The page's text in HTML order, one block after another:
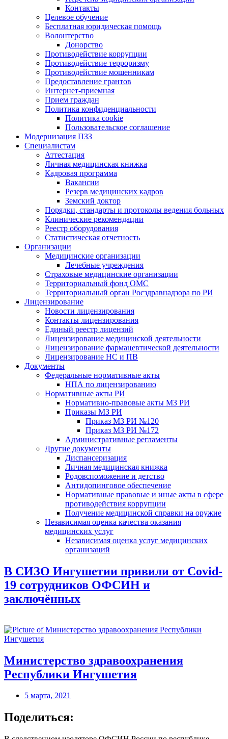
Контакты
Целевое обучение
Бесплатная юридическая помощь
Волонтерство
Донорство
Противодействие коррупции
Противодействие терроризму
Противодействие мошенникам
Предоставление грантов
Интернет-приемная
Прием граждан
Политика конфиденциальности
Политика cookie
Пользовательское соглашение
Модернизация ПЗЗ
Специалистам
Аттестация
Личная медицинская книжка
Кадровая программа
Вакансии
Резерв медицинских кадров
Земский доктор
Порядки, стандарты и протоколы ведения больных
Клинические рекомендации
Реестр оборудования
Статистическая отчетность
Организации
Медицинские организации
Лечебные учреждения
Страховые медицинские организации
Территориальный фонд ОМС
Территориальный орган Росздравнадзора по РИ
Лицензирование
Новости лицензирования
Контакты лицензирования
Единый реестр лицензий
Лицензирование медицинской деятельности
Лицензирование фармацевтической деятельности
Лицензирование НС и ПВ
Документы
Федеральные нормативные акты
НПА по лицензированию
Нормативные акты РИ
Нормативно-правовые акты МЗ РИ
Приказы МЗ РИ
Приказ МЗ РИ №120
Приказ МЗ РИ №172
Административные регламенты
Другие документы
Диспансеризация
Личная медицинская книжка
Родовспоможение и детство
Антидопинговое обеспечение
Нормативные правовые и иные акты в сфере
противодействия коррупции
Получение медицинской справки на оружие
Независимая оценка качества оказания
медицинских услуг
Независимая оценка услуг медицинскиx
организаций
В СИЗО Ингушетии привили от Covid-
19 сотрудников ОФСИН и
заключённых
Министерство здравоохранения
Республики Ингушетия
5 марта, 2021
Поделиться: